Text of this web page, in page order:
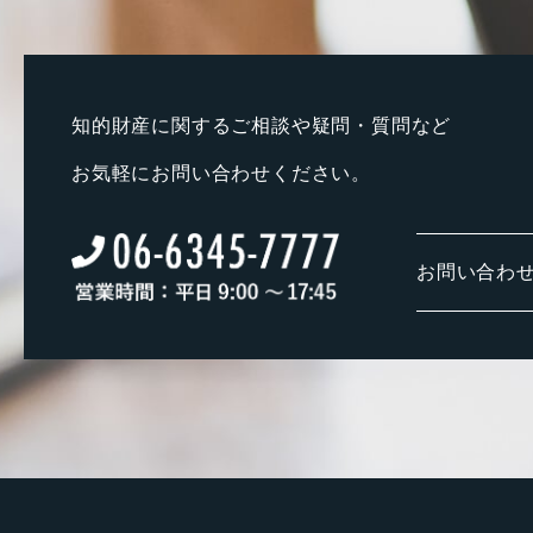
知的財産に関するご相談や疑問・質問など
お気軽にお問い合わせください。
お問い合わ